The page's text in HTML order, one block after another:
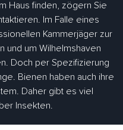
Haus finden, zögern Sie
Im Falle eines
Kammerjäger zur
und um Wilhelmshaven
Doch per Spezifizierung
Bienen haben auch ihre
Daher gibt es viel
Insekten.